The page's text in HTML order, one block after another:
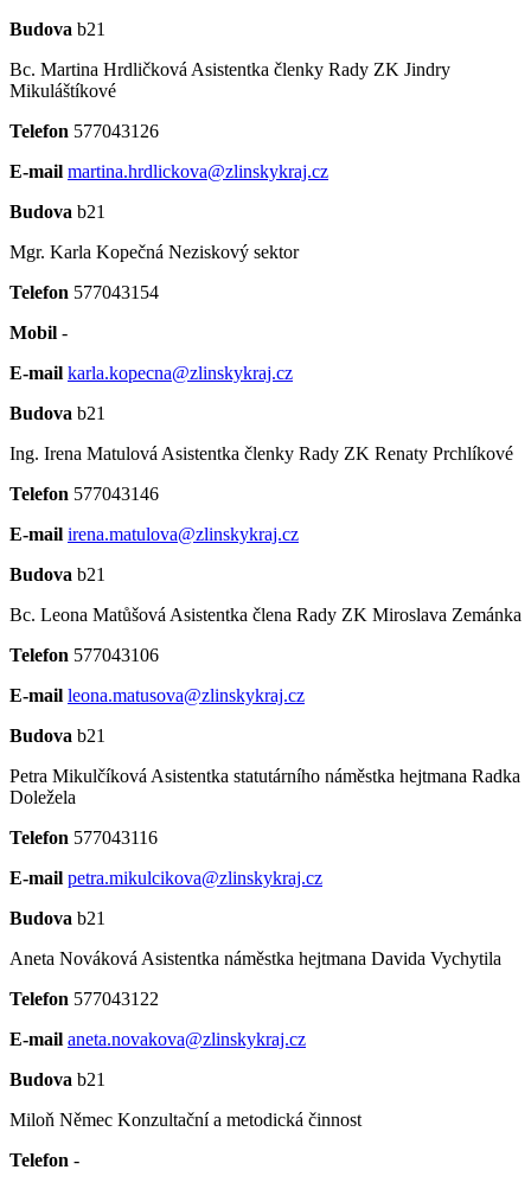
Budova b21
Bc. Martina Hrdličková Asistentka členky Rady ZK Jindry
Mikuláštíkové
Telefon 577043126
E-mail martina.hrdlickova@zlinskykraj.cz
Budova b21
Mgr. Karla Kopečná Neziskový sektor
Telefon 577043154
Mobil -
E-mail karla.kopecna@zlinskykraj.cz
Budova b21
Ing. Irena Matulová Asistentka členky Rady ZK Renaty Prchlíkové
Telefon 577043146
E-mail irena.matulova@zlinskykraj.cz
Budova b21
Bc. Leona Matůšová Asistentka člena Rady ZK Miroslava Zemánka
Telefon 577043106
E-mail leona.matusova@zlinskykraj.cz
Budova b21
Petra Mikulčíková Asistentka statutárního náměstka hejtmana Radka
Doležela
Telefon 577043116
E-mail petra.mikulcikova@zlinskykraj.cz
Budova b21
Aneta Nováková Asistentka náměstka hejtmana Davida Vychytila
Telefon 577043122
E-mail aneta.novakova@zlinskykraj.cz
Budova b21
Miloň Němec Konzultační a metodická činnost
Telefon -